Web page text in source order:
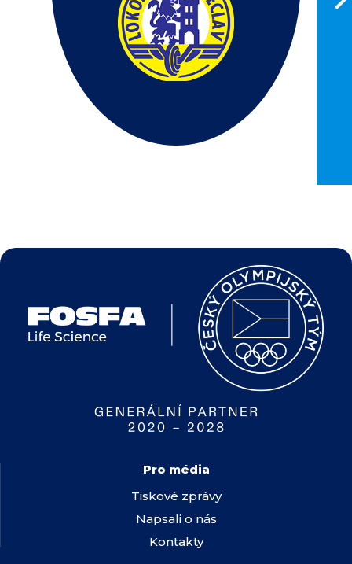
Pro média
Tiskové zprávy
Napsali o nás
Kontakty